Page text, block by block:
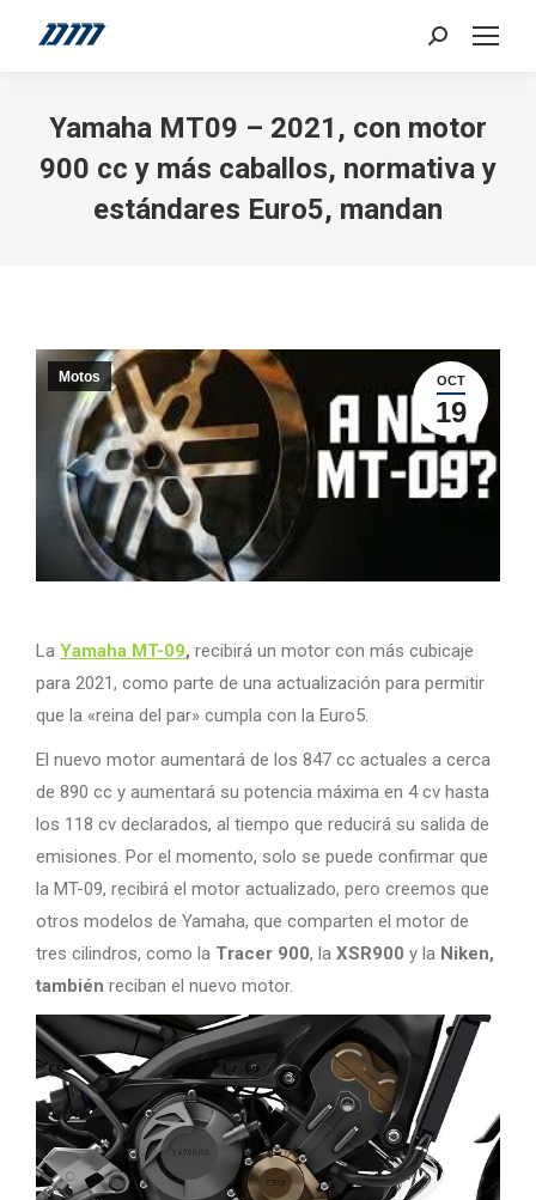
Search:
Yamaha MT09 – 2021, con motor
900 cc y más caballos, normativa y
estándares Euro5, mandan
OCT
19
Motos
La Yamaha MT-09, recibirá un motor con más cubicaje
para 2021, como parte de una actualización para permitir
que la «reina del par» cumpla con la Euro5.
El nuevo motor aumentará de los 847 cc actuales a cerca
de 890 cc y aumentará su potencia máxima en 4 cv hasta
los 118 cv declarados, al tiempo que reducirá su salida de
emisiones. Por el momento, solo se puede confirmar que
la MT-09, recibirá el motor actualizado, pero creemos que
otros modelos de Yamaha, que comparten el motor de
tres cilindros, como la Tracer 900, la XSR900 y la Niken,
también reciban el nuevo motor.